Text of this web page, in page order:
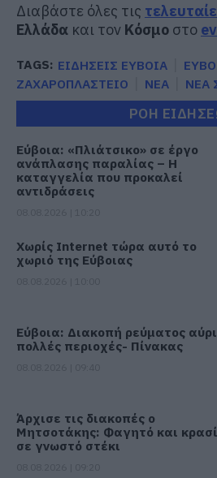
Διαβάστε όλες τις
Ελλάδα και τον Κόσμο στο
TAGS: ΕΙΔΗΣΕΙΣ ΕΥΒΟΙΑ
ΖΑΧΑΡΟΠΛΑΣΤΕΙΟ
ΝΕΑ ΝΕΑ
ΡΟΗ
Εύβοια: «Πλιάτσικο» σε έργο
ανάπλασης παραλίας – Η
καταγγελία που προκαλεί
αντιδράσεις
Χωρίς Internet τώρα αυτό το
χωριό της Εύβοιας
Εύβοια: Διακοπή ρεύματος
πολλές περιοχές- Πίνακας
Άρχισε τις διακοπές ο
Μητσοτάκης: Φαγητό και κρασί
σε γνωστό στέκι